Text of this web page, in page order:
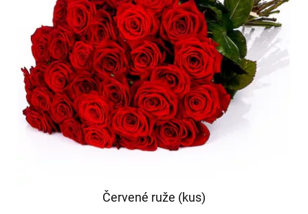
Červené ruže (kus)